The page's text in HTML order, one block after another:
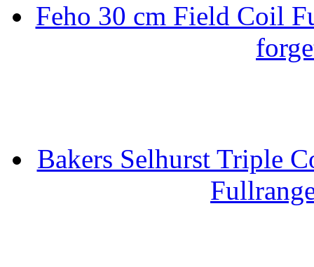
Feho 30 cm Field Coil
Bakers Selhurst Triple